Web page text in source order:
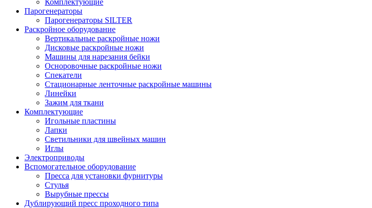
Комплектующие
Парогенераторы
Парогенераторы SILTER
Раскройное оборудование
Вертикальные раскройные ножи
Дисковые раскройные ножи
Машины для нарезания бейки
Осноровочные раскройные ножи
Спекатели
Стационарные ленточные раскройные машины
Линейки
Зажим для ткани
Комплектующие
Игольные пластины
Лапки
Светильники для швейных машин
Иглы
Электроприводы
Вспомогательное оборудование
Пресса для установки фурнитуры
Стулья
Вырубные прессы
Дублирующий пресс проходного типа